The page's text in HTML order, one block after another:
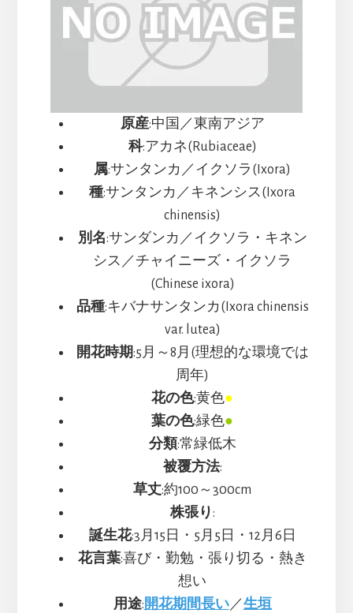
原産:中国／東南アジア
科:アカネ(Rubiaceae)
属:サンタンカ／イクソラ(Ixora)
種:サンタンカ／キネンシス(Ixora
chinensis)
別名:サンダンカ／イクソラ・キネン
シス／チャイニーズ・イクソラ
(Chinese ixora)
品種:キバナサンタンカ(Ixora chinensis
var. lutea)
開花時期:5月～8月(理想的な環境では
周年)
花の色:黄色●
葉の色:緑色●
分類:常緑低木
被覆方法:
草丈:約100～300cm
株張り:
誕生花:3月15日・5月5日・12月6日
花言葉:喜び・勤勉・張り切る・熱き
想い
用途: 開花期間長い／生垣